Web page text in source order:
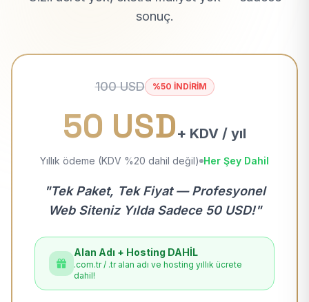
sonuç.
100 USD %50 İNDİRİM
50 USD+ KDV / yıl
Yıllık ödeme (KDV %20 dahil değil) Her Şey Dahil
"Tek Paket, Tek Fiyat — Profesyonel
Web Siteniz Yılda Sadece 50 USD!"
Alan Adı + Hosting DAHİL
.com.tr / .tr alan adı ve hosting yıllık ücrete
dahil!